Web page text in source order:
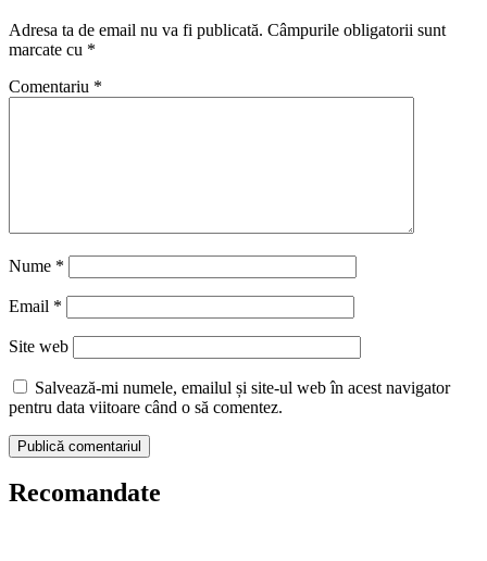
Adresa ta de email nu va fi publicată. Câmpurile obligatorii sunt
marcate cu *
Comentariu *
Nume *
Email *
Site web
Salvează-mi numele, emailul și site-ul web în acest navigator
pentru data viitoare când o să comentez.
Recomandate